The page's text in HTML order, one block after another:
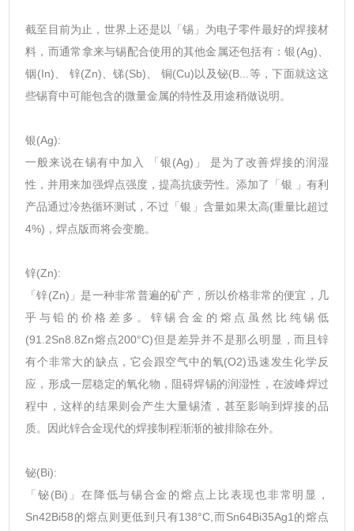
截至目前为止，世界上还是以「锡」为电子零件最好的焊接材
料，而通常拿来与锡配合使用的其他金属还包括有：银(Ag)、
铟(In)、 锌(Zn)、锑(Sb)、 铜(Cu)以及铋(B...等，下面就这这
些锡育中可能包含的微量金属的特性及用途稍做说明。
银(Ag):
一般来说在锡有中加入 「银(Ag)」 是为了改善焊接的润湿
性，并用来加强焊点强度，提高抗疲劳性。添加了「银 」有利
产品通过冷热循环测试，不过「银」含量如果太高(重量比超过
4%)，焊点版而将会变脆。
锌(Zn):
「锌(Zn)」是一种非常普遍的矿产，所以价格非常的便宜，几
乎与铅的价格差多。锌锡合金的熔点虽然比纯锡低
(91.2Sn8.8Zn熔点200°C)但是差异并不是那么明显，而且锌
有个非常大的缺点，它会跟空气中的氧(O2)迅速发生化学反
应，形成一层稳定的氧化物，阻碍焊锡的润湿性，在波峰焊过
程中，这样的结果则会产生大量锡渣，甚至影响到焊接的品
质。因此锌合金现代的焊接制程渐渐的被排除在外。
铋(Bi):
「铋(Bi)」在降低与锡合金的熔点上比表现也非常明显，
Sn42Bi58的熔点则更低到只有138°C,而Sn64Bi35Ag1的熔点